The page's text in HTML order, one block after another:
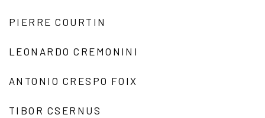
PIERRE COURTIN
LEONARDO CREMONINI
ANTONIO CRESPO FOIX
TIBOR CSERNUS